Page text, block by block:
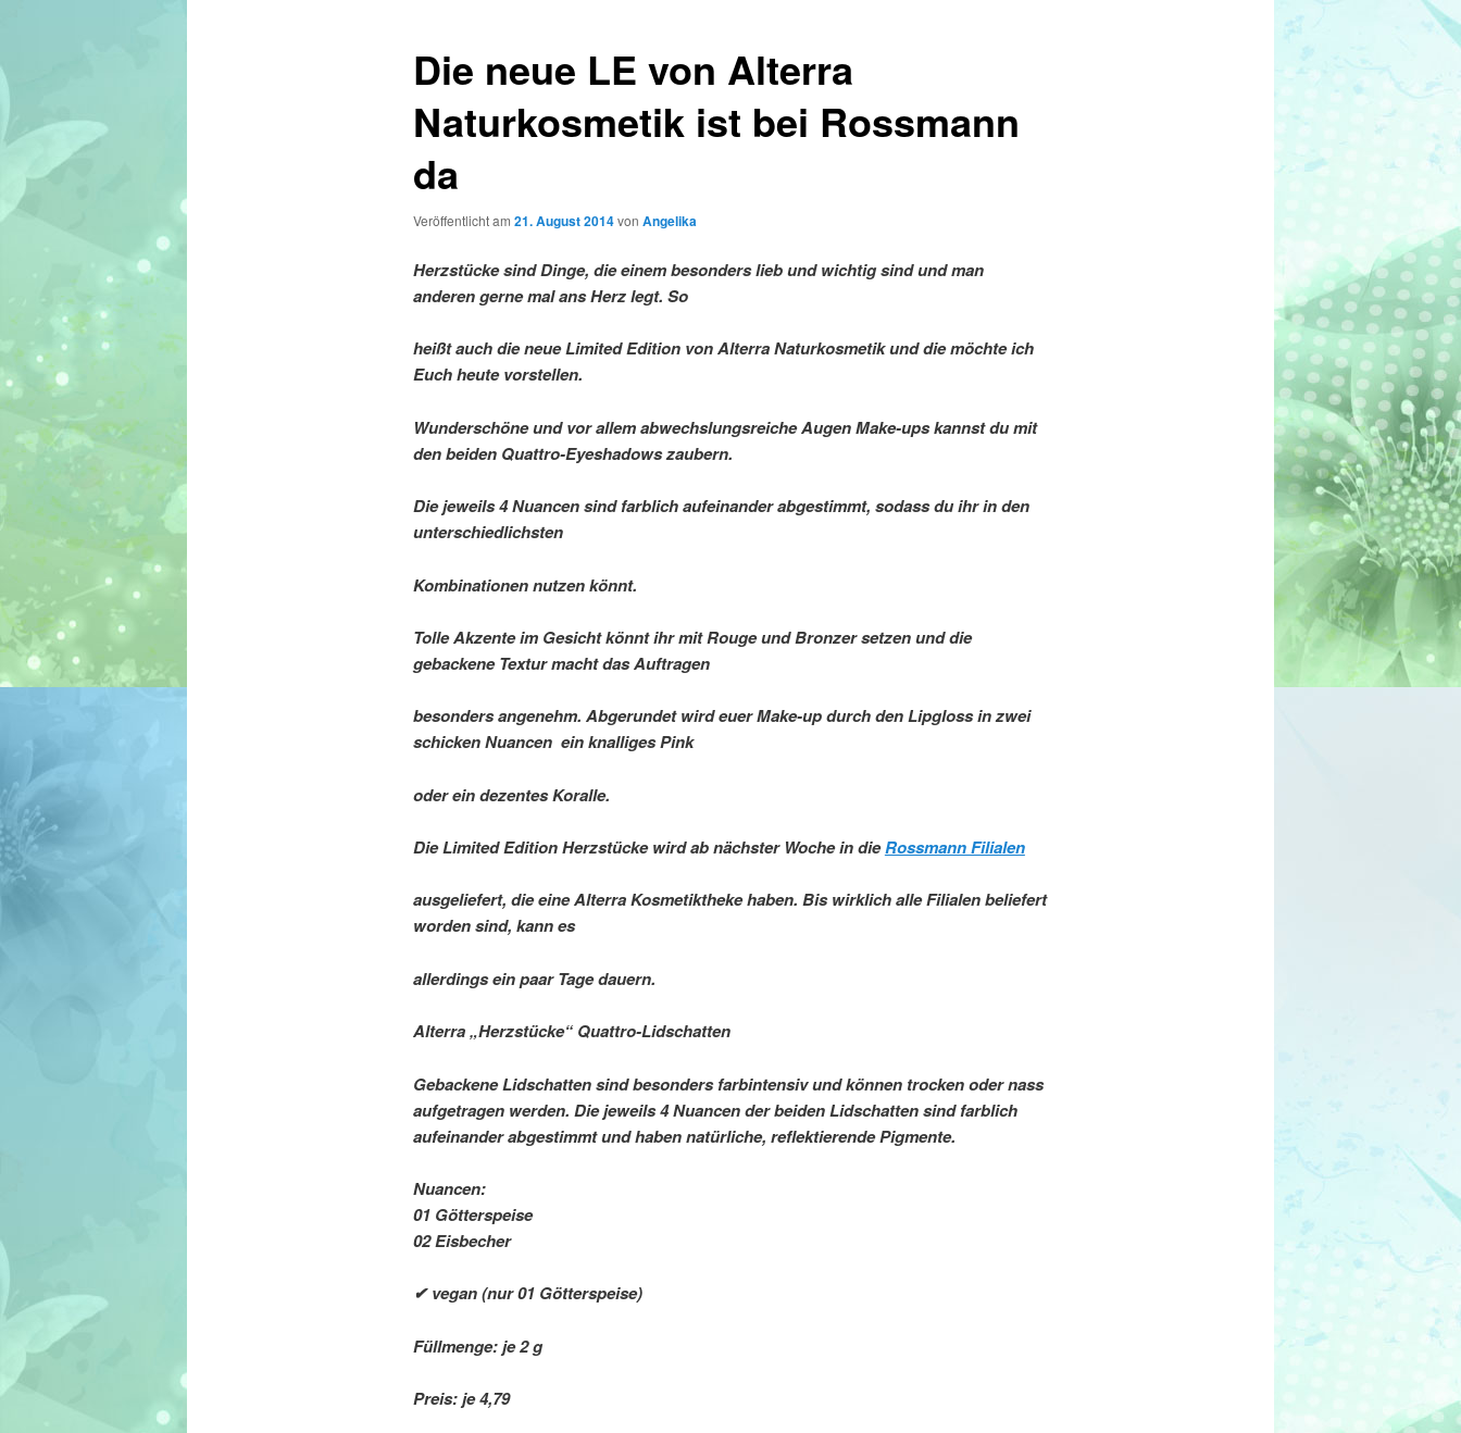
Die neue LE von Alterra
Naturkosmetik ist bei Rossmann
da
Veröffentlicht am 21. August 2014von Angelika
Herzstücke sind Dinge, die einem besonders lieb und wichtig sind und man
anderen gerne mal ans Herz legt. So
heißt auch die neue Limited Edition von Alterra Naturkosmetik und die möchte ich
Euch heute vorstellen.
Wunderschöne und vor allem abwechslungsreiche Augen Make-ups kannst du mit
den beiden Quattro-Eyeshadows zaubern.
Die jeweils 4 Nuancen sind farblich aufeinander abgestimmt, sodass du ihr in den
unterschiedlichsten
Kombinationen nutzen könnt.
Tolle Akzente im Gesicht könnt ihr mit Rouge und Bronzer setzen und die
gebackene Textur macht das Auftragen
besonders angenehm. Abgerundet wird euer Make-up durch den Lipgloss in zwei
schicken Nuancen  ein knalliges Pink
oder ein dezentes Koralle.
Die Limited Edition Herzstücke wird ab nächster Woche in dieRossmann Filialen
ausgeliefert, die eine Alterra Kosmetiktheke haben. Bis wirklich alle Filialen beliefert
worden sind, kann es
allerdings ein paar Tage dauern.
Alterra „Herzstücke“ Quattro-Lidschatten
Gebackene Lidschatten sind besonders farbintensiv und können trocken oder nass
aufgetragen werden. Die jeweils 4 Nuancen der beiden Lidschatten sind farblich
aufeinander abgestimmt und haben natürliche, reflektierende Pigmente.
Nuancen:
01 Götterspeise
02 Eisbecher
✔ vegan (nur 01 Götterspeise)
Füllmenge: je 2 g
Preis: je 4,79 